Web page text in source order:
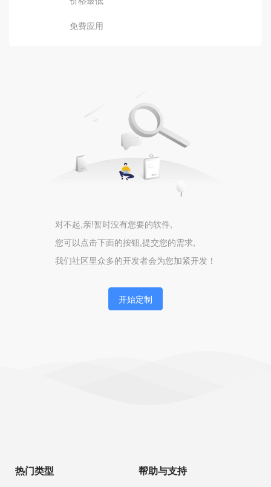
免费应用
对不起,亲!暂时没有您要的软件,
您可以点击下面的按钮,提交您的需求,
我们社区里众多的开发者会为您加紧开发！
开始定制
热门类型 帮助与支持